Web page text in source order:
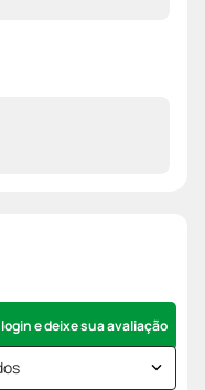
e deixe sua avaliação